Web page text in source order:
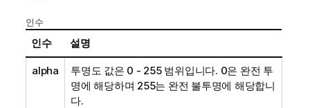
인수
인수 설명
alpha
투명도 값은 0 - 255 범위입니다. 0은 완전 투
명에 해당하며 255는 완전 불투명에 해당합니
다.